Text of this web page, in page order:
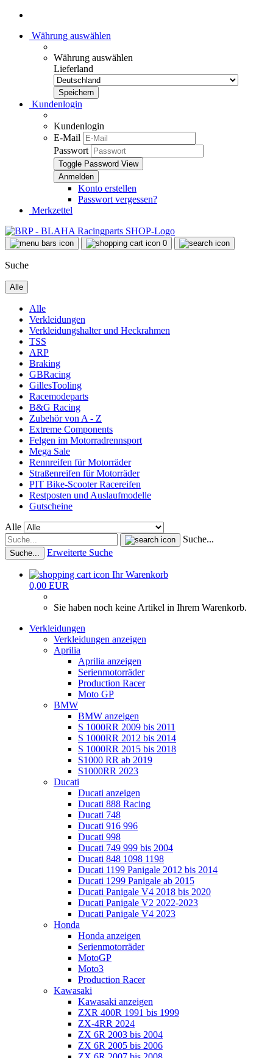
Währung auswählen
Währung auswählen
Lieferland
Kundenlogin
Kundenlogin
E-Mail
Passwort
Toggle Password View
Konto erstellen
Passwort vergessen?
Merkzettel
0
Suche
Alle
Alle
Verkleidungen
Verkleidungshalter und Heckrahmen
TSS
ARP
Braking
GBRacing
GillesTooling
Racemodeparts
B&G Racing
Zubehör von A - Z
Extreme Components
Felgen im Motorradrennsport
Mega Sale
Rennreifen für Motorräder
Straßenreifen für Motorräder
PIT Bike-Scooter Racereifen
Restposten und Auslaufmodelle
Gutscheine
Alle
Suche...
Suche... Erweiterte Suche
Ihr Warenkorb
0,00 EUR
Sie haben noch keine Artikel in Ihrem Warenkorb.
Verkleidungen
Verkleidungen anzeigen
Aprilia
Aprilia anzeigen
Serienmotorräder
Production Racer
Moto GP
BMW
BMW anzeigen
S 1000RR 2009 bis 2011
S 1000RR 2012 bis 2014
S 1000RR 2015 bis 2018
S1000 RR ab 2019
S1000RR 2023
Ducati
Ducati anzeigen
Ducati 888 Racing
Ducati 748
Ducati 916 996
Ducati 998
Ducati 749 999 bis 2004
Ducati 848 1098 1198
Ducati 1199 Panigale 2012 bis 2014
Ducati 1299 Panigale ab 2015
Ducati Panigale V4 2018 bis 2020
Ducati Panigale V2 2022-2023
Ducati Panigale V4 2023
Honda
Honda anzeigen
Serienmotorräder
MotoGP
Moto3
Production Racer
Kawasaki
Kawasaki anzeigen
ZXR 400R 1991 bis 1999
ZX-4RR 2024
ZX 6R 2003 bis 2004
ZX 6R 2005 bis 2006